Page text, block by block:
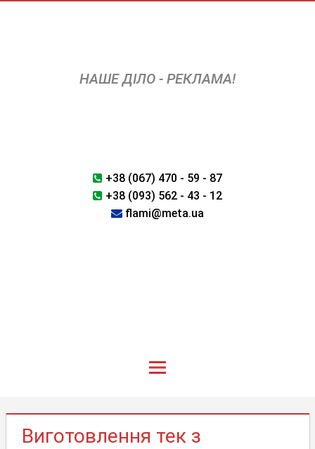
НАШЕ ДІЛО - РЕКЛАМА!
+38 (067) 470 - 59 - 87
+38 (093) 562 - 43 - 12
flami@meta.ua
Виготовлення тек з